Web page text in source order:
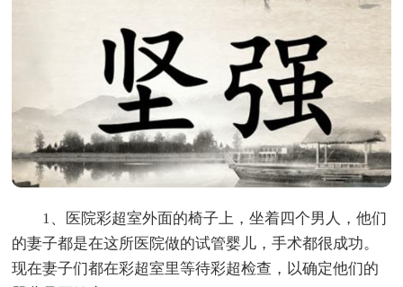
1、医院彩超室外面的椅子上，坐着四个男人，他们
的妻子都是在这所医院做的试管婴儿，手术都很成功。
现在妻子们都在彩超室里等待彩超检查，以确定他们的